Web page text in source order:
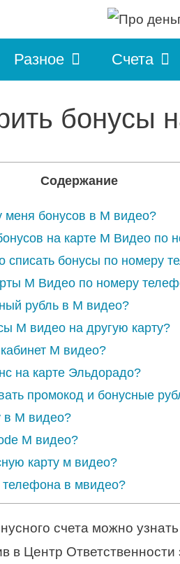
Разное Счета
бонусы
Содержание
меня бонусов в М видео?
на карте М Видео по
бонусы по номеру
М Видео по номеру
рубль в М видео?
М видео на другую карту?
М видео?
на карте Эльдорадо?
промокод и бонусные
в М видео?
М видео?
карту м видео?
телефона в мвидео?
счета можно
в Центр